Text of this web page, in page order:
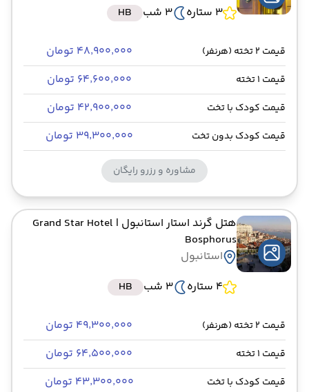
3 ستاره
3 شب HB
قیمت 2 تخته (هرنفر) ۴۸٬۹۰۰٬۰۰۰ تومان
قیمت 1 تخته ۶۴٬۶۰۰٬۰۰۰ تومان
قیمت کودک با تخت ۴۲٬۹۰۰٬۰۰۰ تومان
قیمت کودک بدون تخت ۳۹٬۳۰۰٬۰۰۰ تومان
مشاوره و رزرو رایگان
هتل گرند استار استانبول | Grand Star Hotel
Bosphorus
استانبول
4 ستاره
3 شب HB
قیمت 2 تخته (هرنفر) ۴۹٬۳۰۰٬۰۰۰ تومان
قیمت 1 تخته ۶۴٬۵۰۰٬۰۰۰ تومان
قیمت کودک با تخت ۴۳٬۳۰۰٬۰۰۰ تومان